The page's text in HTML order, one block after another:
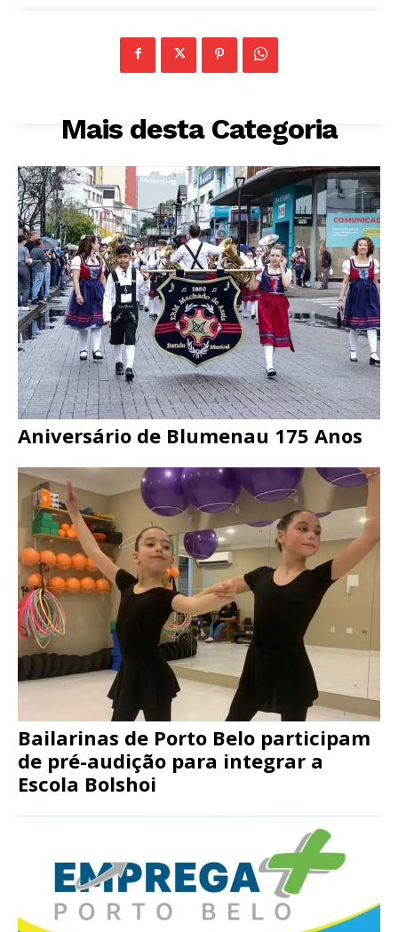
Mais desta Categoria
Aniversário de Blumenau 175 Anos
Bailarinas de Porto Belo participam
de pré-audição para integrar a
Escola Bolshoi